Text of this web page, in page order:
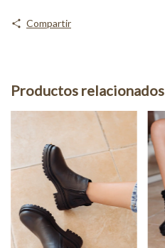
Compartir
Productos relacionados